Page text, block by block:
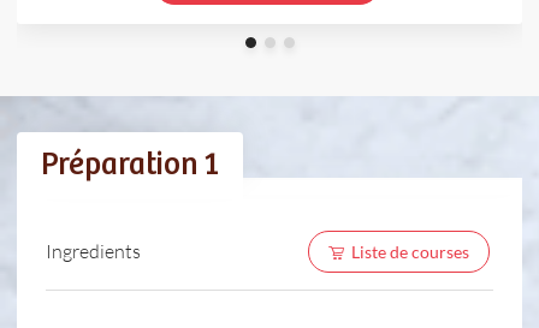
Préparation 1
Ingredients Liste de courses